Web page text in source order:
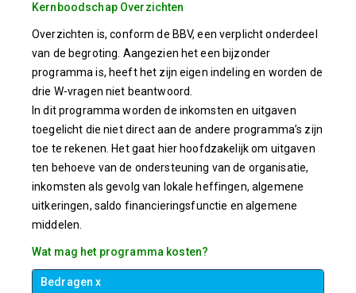
Kernboodschap Overzichten
Overzichten is, conform de BBV, een verplicht onderdeel
van de begroting. Aangezien het een bijzonder
programma is, heeft het zijn eigen indeling en worden de
drie W-vragen niet beantwoord.
In dit programma worden de inkomsten en uitgaven
toegelicht die niet direct aan de andere programma’s zijn
toe te rekenen. Het gaat hier hoofdzakelijk om uitgaven
ten behoeve van de ondersteuning van de organisatie,
inkomsten als gevolg van lokale heffingen, algemene
uitkeringen, saldo financieringsfunctie en algemene
middelen.
Wat mag het programma kosten?
Bedragen x